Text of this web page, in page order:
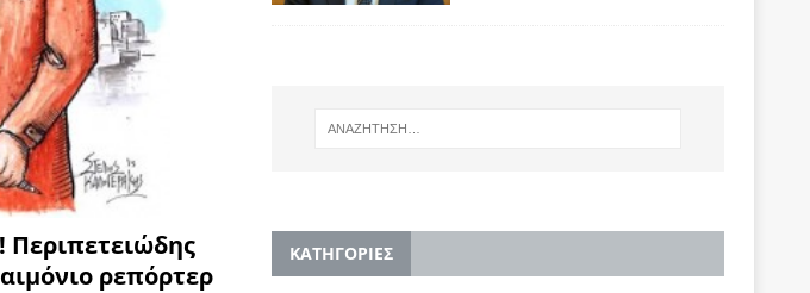
ρεπόρτερ
KΑΤΗΓΟΡΙΕΣ